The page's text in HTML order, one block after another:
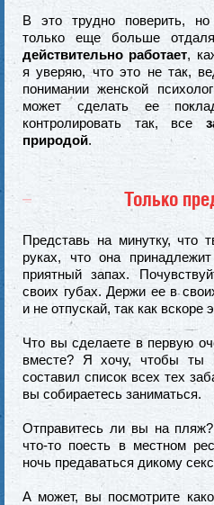
В это трудно поверить,
только еще больше
действительно работает,
я уверяю, что это не так,
понимании женской
может сделать ее
контролировать так, все
природой.
Только
Представь на минутку, что
руках, что она
приятный запах.
своих губах. Держи ее в
и не отпускай, так как вскоре
Что вы сделаете в первую
вместе? Я хочу, чтобы ты
составил список всех тех
вы собираетесь заниматься.
Отправитесь ли вы на
что-то поесть в местном
ночь предаваться дикому
А может, вы посмотрите